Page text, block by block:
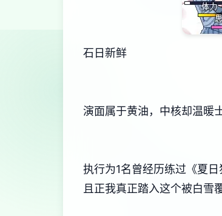
石日新鲜
演面属于黄油，中核却温暖
执行为1名曾经历练过《夏
且正我真正踏入这个被白雪